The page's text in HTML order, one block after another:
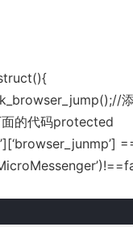
的代码protected